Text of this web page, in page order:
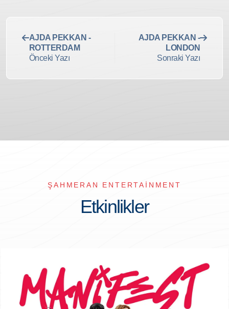
AJDA PEKKAN -
ROTTERDAM
Önceki Yazı
AJDA PEKKAN -
LONDON
Sonraki Yazı
ŞAHMERAN ENTERTAINMENT
Etkinlikler